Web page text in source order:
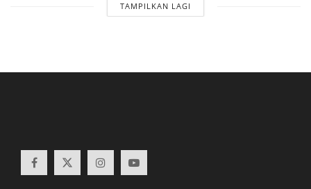
TAMPILKAN LAGI